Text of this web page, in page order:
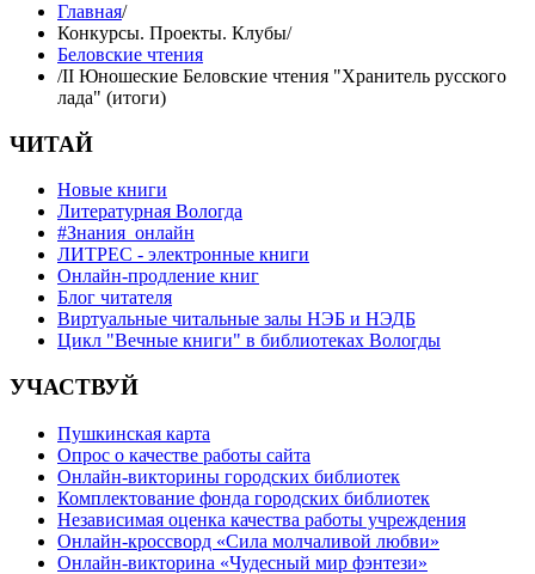
Главная/
Конкурсы. Проекты. Клубы/
Беловские чтения
/II Юношеские Беловские чтения "Хранитель русского
лада" (итоги)
ЧИТАЙ
Новые книги
Литературная Вологда
#Знания_онлайн
ЛИТРЕС - электронные книги
Онлайн-продление книг
Блог читателя
Виртуальные читальные залы НЭБ и НЭДБ
Цикл "Вечные книги" в библиотеках Вологды
УЧАСТВУЙ
Пушкинская карта
Опрос о качестве работы сайта
Онлайн-викторины городских библиотек
Комплектование фонда городских библиотек
Независимая оценка качества работы учреждения
Онлайн-кроссворд «Сила молчаливой любви»
Онлайн-викторина «Чудесный мир фэнтези»